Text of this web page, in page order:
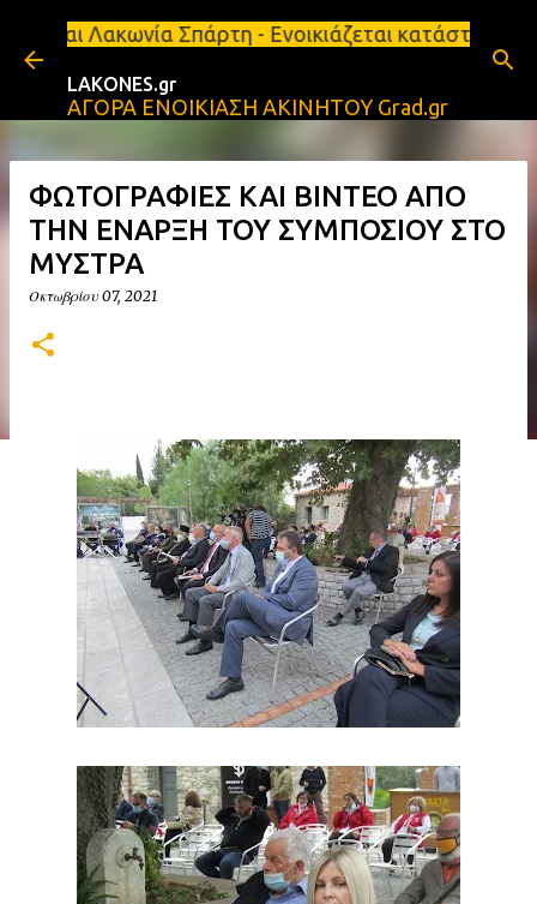
Μετάβαση στο κύριο περιεχόμενο
- Ενοικιάζεται κατάστημα 134 τ.μ, με
LAKONES.gr
ΑΓΟΡΑ ΕΝΟΙΚΙΑΣΗ ΑΚΙΝΗΤΟΥ Grad.gr
ΦΩΤΟΓΡΑΦΙΕΣ ΚΑΙ ΒΙΝΤΕΟ ΑΠΟ
ΤΗΝ ΕΝΑΡΞΗ ΤΟΥ ΣΥΜΠΟΣΙΟΥ ΣΤΟ
ΜΥΣΤΡΑ
Οκτωβρίου 07, 2021